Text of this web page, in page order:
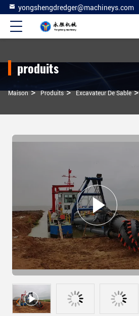
yongshengdredger@machineys.com
produits
Maison > Produits > Excavateur De Sable >